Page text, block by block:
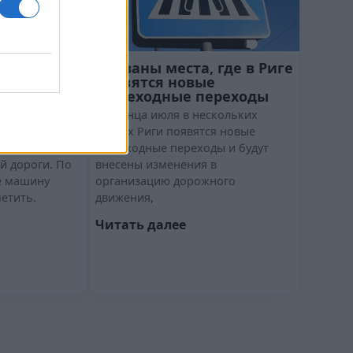
на
дороги. По
машину
Названы места, где в Риге
появятся новые
пешеходные переходы
До конца июля в нескольких
местах Риги появятся новые
пешеходные переходы и будут
внесены изменения в
организацию дорожного
движения,
Читать далее